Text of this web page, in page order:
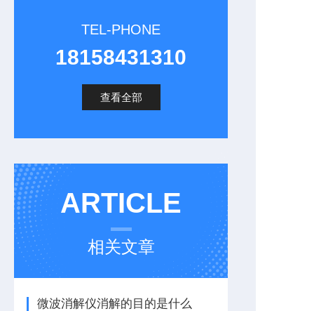
TEL-PHONE
18158431310
查看全部
ARTICLE
相关文章
微波消解仪消解的目的是什么